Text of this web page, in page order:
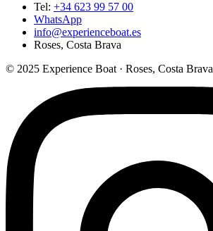
Tel: +34 623 99 57 00
WhatsApp
info@experienceboat.es
Roses, Costa Brava
© 2025 Experience Boat · Roses, Costa Brava